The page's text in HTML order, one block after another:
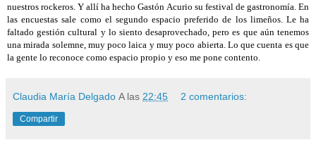
nuestros rockeros. Y allí ha hecho Gastón Acurio su festival de gastronomía. En
las encuestas sale como el segundo espacio preferido de los limeños. Le ha
faltado gestión cultural y lo siento desaprovechado, pero es que aún tenemos
una mirada solemne, muy poco laica y muy poco abierta. Lo que cuenta es que
la gente lo reconoce como espacio propio y eso me pone contento.
Claudia María Delgado A las 22:45 2 comentarios:
Compartir